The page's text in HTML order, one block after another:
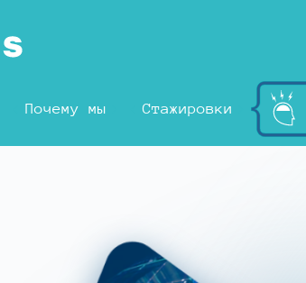
Почему мы Стажировки